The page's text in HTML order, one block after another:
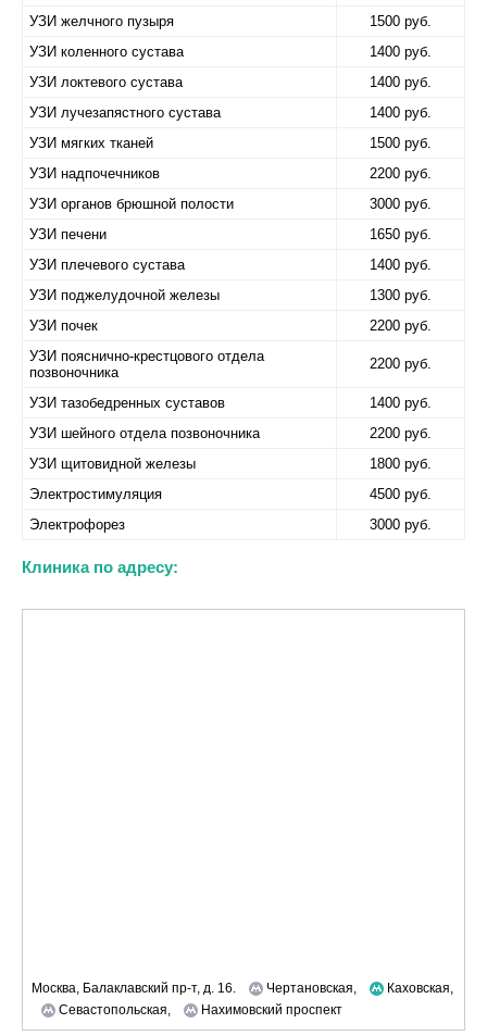
УЗИ желчного пузыря
1500 руб.
УЗИ коленного сустава
1400 руб.
УЗИ локтевого сустава
1400 руб.
УЗИ лучезапястного сустава
1400 руб.
УЗИ мягких тканей
1500 руб.
УЗИ надпочечников
2200 руб.
УЗИ органов брюшной полости
3000 руб.
УЗИ печени
1650 руб.
УЗИ плечевого сустава
1400 руб.
УЗИ поджелудочной железы
1300 руб.
УЗИ почек
2200 руб.
УЗИ пояснично-крестцового отдела
позвоночника
2200 руб.
УЗИ тазобедренных суставов
1400 руб.
УЗИ шейного отдела позвоночника
2200 руб.
УЗИ щитовидной железы
1800 руб.
Электростимуляция
4500 руб.
Электрофорез
3000 руб.
Клиника по адресу:
Москва, Балаклавский пр-т, д. 16. Чертановская,
Каховская,
Севастопольская,
Нахимовский проспект